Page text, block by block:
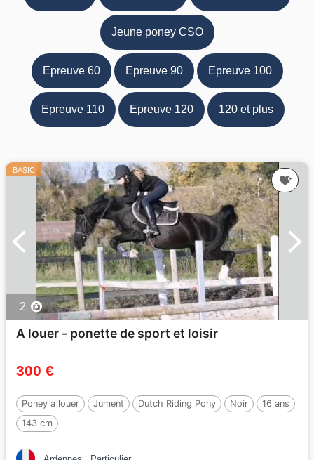
Jeune poney CSO
Epreuve 60 Epreuve 90 Epreuve 100
Epreuve 110 Epreuve 120 120 et plus
BASIC
2
A louer - ponette de sport et loisir
300 €
Poney à louer Jument Dutch Riding Pony Noir
16 ans
143 cm